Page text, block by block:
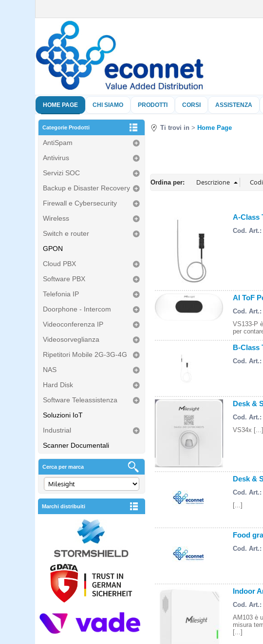
HOME PAGE CHI SIAMO PRODOTTI CORSI ASSISTENZA
Categorie Prodotti
AntiSpam
Antivirus
Servizi SOC
Backup e Disaster Recovery
Firewall e Cybersecurity
Wireless
Switch e router
GPON
Cloud PBX
Software PBX
Telefonia IP
Doorphone - Intercom
Videoconferenza IP
Videosorveglianza
Ripetitori Mobile 2G-3G-4G
NAS
Hard Disk
Software Teleassistenza
Soluzioni IoT
Industrial
Scanner Documentali
Cerca per marca
Marchi distribuiti
Ti trovi in Home Page
Ordina per:
A-Class
Cod. Art.:
AI ToF
Cod. Art.:
VS133-P
per
B-Class
Cod. Art.:
Desk &
Cod. Art.:
VS34x [...]
Desk &
Cod. Art.:
[...]
Food
Cod. Art.:
Indoor
Cod. Art.:
AM103 è
misura
[...]